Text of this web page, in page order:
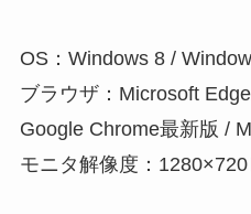
OS：Windows 8 /
ブラウザ：Microsoft
Google Chrome最新版 /
モニタ解像度：